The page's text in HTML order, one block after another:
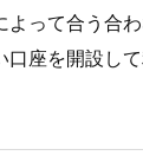
よって合う合
口座を開設し